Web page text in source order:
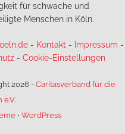
für schwache und
Menschen in Köln.
- Kontakt - Impressum -
- Cookie-Einstellungen
2026 - Caritasverband für die
e.V.
⋅ WordPress